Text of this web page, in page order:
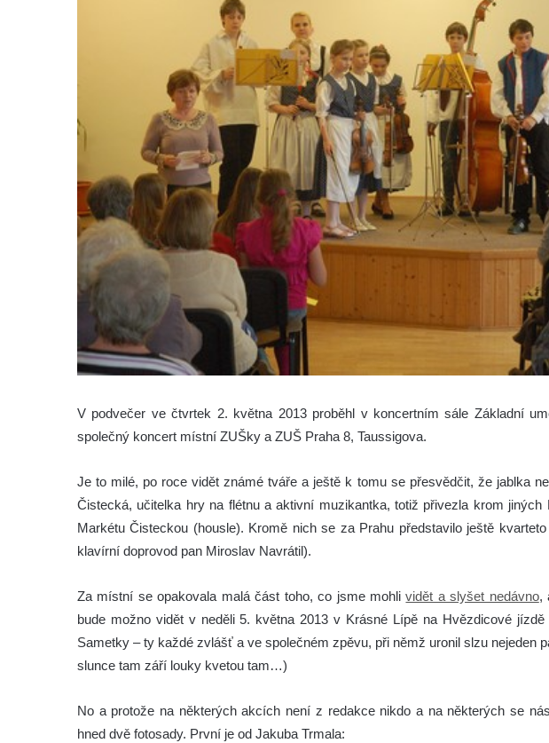
V podvečer ve čtvrtek 2. května 2013 proběhl v koncertním sále Základní
společný koncert místní ZUŠky a ZUŠ Praha 8, Taussigova.
Je to milé, po roce vidět známé tváře a ještě k tomu se přesvědčit, že jablka
Čistecká, učitelka hry na flétnu a aktivní muzikantka, totiž přivezla krom
Markétu Čisteckou (housle). Kromě nich se za Prahu představilo ještě
klavírní doprovod pan Miroslav Navrátil).
Za místní se opakovala malá část toho, co jsme mohlividět a slyšet nedávno,
bude možno vidět v neděli 5. května 2013 v Krásné Lípě na Hvězdicové
Sametky – ty každé zvlášť a ve společném zpěvu, při němž uronil slzu nejeden
slunce tam září louky kvetou tam…)
No a protože na některých akcích není z redakce nikdo a na některých se
hned dvě fotosady. První je od Jakuba Trmala: